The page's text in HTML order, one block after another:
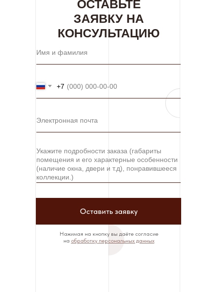
ОСТАВЬТЕ
ЗАЯВКУ НА
КОНСУЛЬТАЦИЮ
+7
Оставить заявку
Нажимая на кнопку вы даёте согласие
на обработку персональных данных